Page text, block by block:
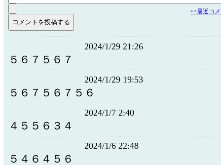
>>最近コ
2024/1/29 21:26
５６７５６７
2024/1/29 19:53
５６７５６７５６
2024/1/7 2:40
４５５６３４
2024/1/6 22:48
５４６４５６